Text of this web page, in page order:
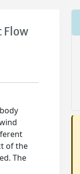
Flow
of the
The